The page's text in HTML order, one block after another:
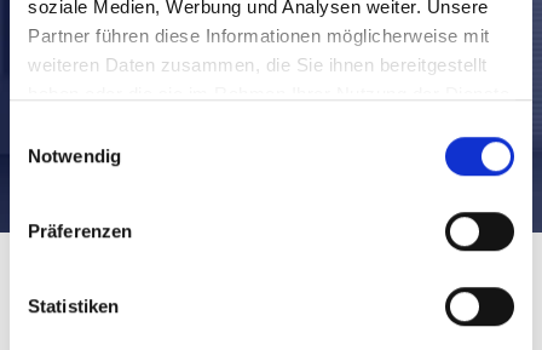
soziale Medien, Werbung und Analysen weiter. Unsere
Partner führen diese Informationen möglicherweise mit
weiteren Daten zusammen, die Sie ihnen bereitgestellt
Notwendig
Präferenzen
Statistiken